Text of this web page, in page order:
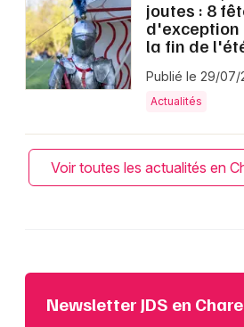
joutes : 8
d'exception
la fin de
Publié le 29/07/
Actualités
Voir toutes les actualités en
Newsletter JDS en